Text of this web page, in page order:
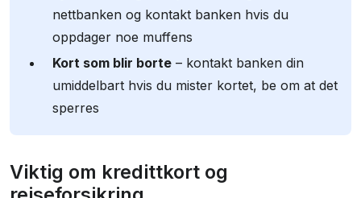
nettbanken og kontakt banken hvis du
oppdager noe muffens
Kort som blir borte– kontakt banken din
umiddelbart hvis du mister kortet, be om at det
sperres
Viktig om kredittkort og